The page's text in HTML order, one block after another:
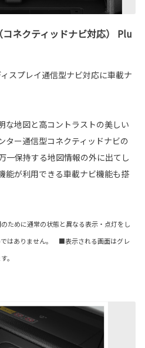
ネクティッドナビ対応） Plu
スプレイ通信型ナビ対応に車載ナ
な地図と高コントラストの美しい
ター通信型コネクティッドナビの
一保持する地図情報の外に出てし
能が利用できる車載ナビ機能も搭
ために通常の状態と異なる表示・点灯をし
ではありません。 ■表示される画面はグレ
。